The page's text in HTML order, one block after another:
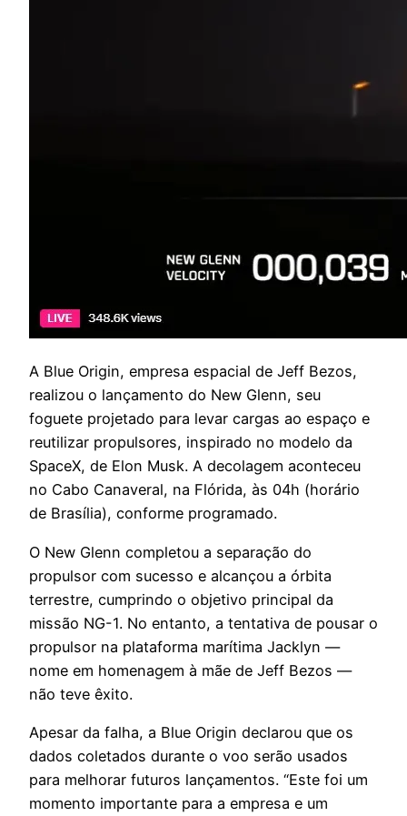
A Blue Origin, empresa espacial de Jeff Bezos,
realizou o lançamento do New Glenn, seu
foguete projetado para levar cargas ao espaço e
reutilizar propulsores, inspirado no modelo da
SpaceX, de Elon Musk. A decolagem aconteceu
no Cabo Canaveral, na Flórida, às 04h (horário
de Brasília), conforme programado.
O New Glenn completou a separação do
propulsor com sucesso e alcançou a órbita
terrestre, cumprindo o objetivo principal da
missão NG-1. No entanto, a tentativa de pousar o
propulsor na plataforma marítima Jacklyn —
nome em homenagem à mãe de Jeff Bezos —
não teve êxito.
Apesar da falha, a Blue Origin declarou que os
dados coletados durante o voo serão usados
para melhorar futuros lançamentos. “Este foi um
momento importante para a empresa e um